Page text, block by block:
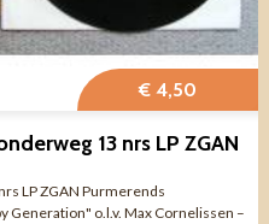
€ 4,50
13 nrs LP ZGAN
LP ZGAN Purmerends
Generation" o.l.v. Max Cornelissen –